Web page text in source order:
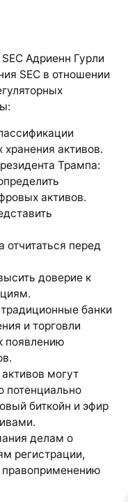
Адриенн Гурли
SEC в отношении
активов.
Трампа:
активов.
перед
доверие к
банки
и торговли
появлению
могут
потенциально
биткойн и эфир
делам о
регистрации,
правоприменению